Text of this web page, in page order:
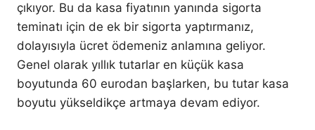
çıkıyor. Bu da kasa fiyatının yanında sigorta
teminatı için de ek bir sigorta yaptırmanız,
dolayısıyla ücret ödemeniz anlamına geliyor.
Genel olarak yıllık tutarlar en küçük kasa
boyutunda 60 eurodan başlarken, bu tutar kasa
boyutu yükseldikçe artmaya devam ediyor.